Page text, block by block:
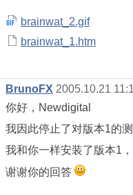
brainwat_2.gif
brainwat_1.htm
BrunoFX 2005.10.21
你好，Newdigital
我因此停止了对版本1的
我和你一样安装了版本1
谢谢你的回答